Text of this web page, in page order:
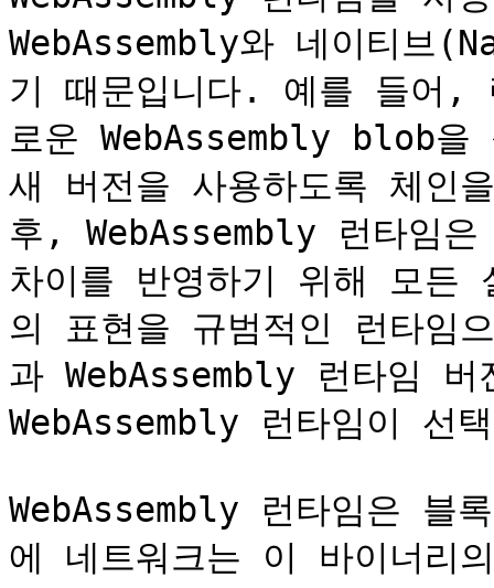
WebAssembly와 네이티브
기 때문입니다. 예를 들어,
로운 WebAssembly blob을
새 버전을 사용하도록 체인
후, WebAssembly 런타임
차이를 반영하기 위해 모든
의 표현을 규범적인 런타임
과 WebAssembly 런타임
WebAssembly 런타임이 선
WebAssembly 런타임은 블
에 네트워크는 이 바이너리